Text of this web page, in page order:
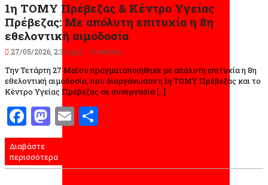
1η ΤΟΜΥ Πρέβεζας & Κέντρο Υγείας
Πρέβεζας: Με απόλυτη επιτυχία η 8η
εθελοντική αιμοδοσία
27/05/2026, 2:33 μμ | 0 σχόλια
Την Τετάρτη 27 Μαΐου πραγματοποιήθηκε με απόλυτη επιτυχία η 8η
εθελοντική αιμοδοσία, που διοργάνωσαν η 1η ΤΟΜΥ Πρέβεζας και το
Κέντρο Υγείας Πρέβεζας σε συνεργασία […]
Facebook
Mastodon
Email
Διαβάστε
περισσότερα